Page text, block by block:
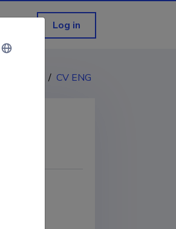
Log in
/ CV ENG